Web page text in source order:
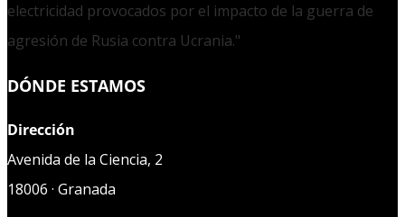
electricidad provocados por el impacto de la guerra de
agresión de Rusia contra Ucrania."
DÓNDE ESTAMOS
Dirección
Avenida de la Ciencia, 2
18006 · Granada